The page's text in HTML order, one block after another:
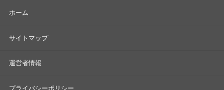
ホーム
サイトマップ
運営者情報
プライバシーポリシー